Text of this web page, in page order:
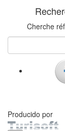
Cherche
Producido por